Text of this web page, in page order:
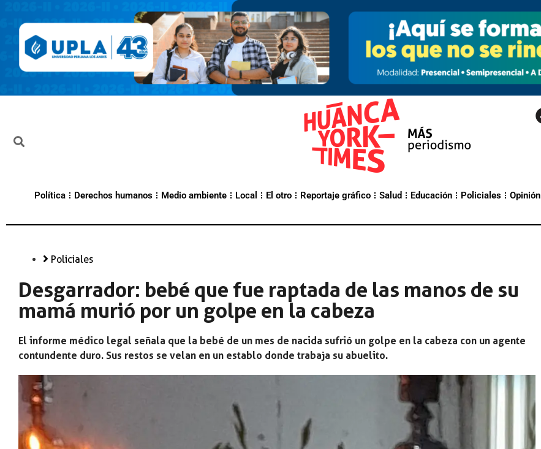
Política Derechos humanos Medio ambiente Local El otro Reportaje gráfico Salud Educación Policiales Opinión
Policiales
Desgarrador: bebé que fue raptada de las manos de su
mamá murió por un golpe en la cabeza
El informe médico legal señala que la bebé de un mes de nacida sufrió un golpe en la cabeza con un agente
contundente duro. Sus restos se velan en un establo donde trabaja su abuelito.